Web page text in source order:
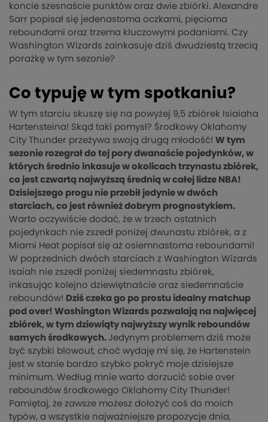
koncie szesnaście punktów oraz dwie zbiórki. Alexandre
Sarr popisał się jedenastoma oczkami, pięcioma
reboundami oraz trzema kluczowymi podaniami. Czy
Washington Wizards zainkasuje dziś dwudziestą trzecią
porażkę w tym sezonie?
Co typuję w tym spotkaniu?
W tym starciu skuszę się na powyżej 9,5 zbiórek Isiaiaha
Hartensteina! Skąd taki pomysł? Środkowy Oklahomy
City Thunder przeżywa swoją drugą młodość! W tym
sezonie rozegrał do tej pory dwanaście pojedynków, w
których średnio inkasuje w okolicach trzynastu zbiórek,
co jest czwartą najwyższą średnią w całej lidze NBA!
Dzisiejszego progu nie przebił jedynie w dwóch
starciach, co jest również dobrym prognostykiem.
Warto oczywiście dodać, że w trzech ostatnich
pojedynkach nie zszedł poniżej dwunastu zbiórek, a z
Miami Heat popisał się aż osiemnastoma reboundami!
W poprzednich dwóch starciach z Washington Wizards
Isaiah nie zszedł poniżej siedemnastu zbiórek,
inkasując kolejno dziewiętnaście oraz siedemnaście
reboundów! Dziś czeka go po prostu idealny matchup
pod over! Washington Wizards pozwalają na najwięcej
zbiórek, w tym dziewiąty najwyższy wynik reboundów
samych środkowych. Jedynym problemem dziś może
być szybki blowout, choć wydaję mi się, że Hartenstein
jest w stanie bardzo szybko pokryć moje dzisiejsze
minimum. Według mnie warto dorzucić sobie over
reboundów środkowego Oklahomy City Thunder!
Pamiętaj, że zawsze możesz dołożyć coś do moich
typów, a wszystkie najważniejsze propozycje dnia,